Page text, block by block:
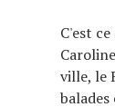
C'est
ville, le
balades